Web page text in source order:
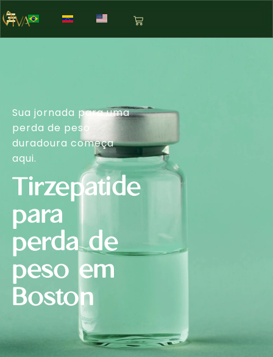
Sua jornada para uma
perda de peso
duradoura começa
aqui.
Tirzepatide
para
perda de
peso em
Boston